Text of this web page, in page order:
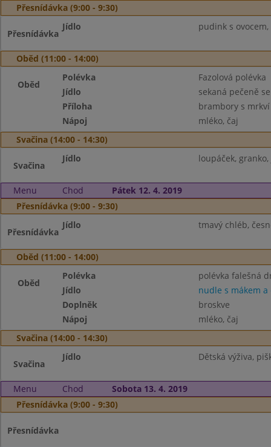
Přesnídávka (9:00 - 9:30)
Přesnídávka
Jídlo pudink s ovocem,
Oběd (11:00 - 14:00)
Oběd
Polévka
Fazolová polévka
Jídlo
sekaná pečeně
Příloha
brambory s mrkví
Nápoj
mléko, čaj
Svačina (14:00 - 14:30)
Svačina
Jídlo loupáček,
Menu Chod
Pátek 12. 4. 2019
Přesnídávka (9:00 - 9:30)
Přesnídávka
Jídlo tmavý chléb,
Oběd (11:00 - 14:00)
Oběd
Polévka
polévka falešná
Jídlo
nudle s mákem a
Doplněk
broskve
Nápoj
mléko, čaj
Svačina (14:00 - 14:30)
Svačina
Jídlo Dětská výživa,
Menu Chod
Sobota 13. 4. 2019
Přesnídávka (9:00 - 9:30)
Přesnídávka